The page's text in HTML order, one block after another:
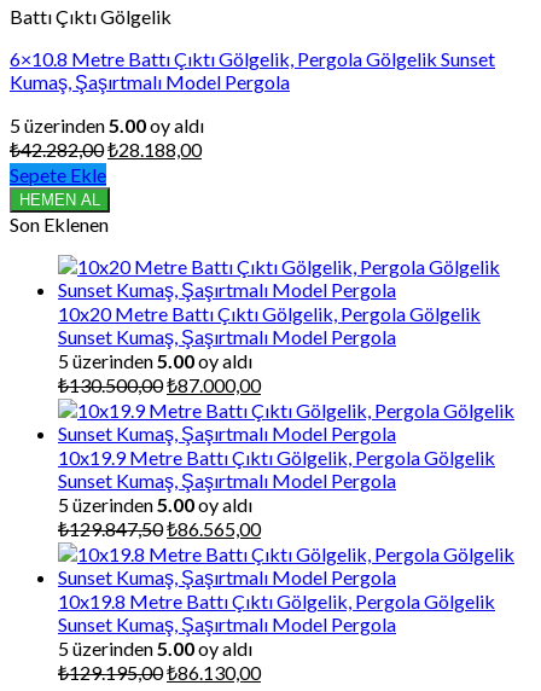
Battı Çıktı Gölgelik
6×10.8 Metre Battı Çıktı Gölgelik, Pergola Gölgelik Sunset
Kumaş, Şaşırtmalı Model Pergola
5 üzerinden5.00oy aldı
₺42.282,00Orijinal
₺42.282,00.
₺28.188,00Şu
Sepete Ekle
HEMEN AL
Son Eklenen
10x20 Metre Battı Çıktı Gölgelik, Pergola Gölgelik
Sunset Kumaş, Şaşırtmalı Model Pergola
5 üzerinden5.00oy aldı
₺130.500,00Orijinal
fiyat:
₺130.500,00.
₺87.000,00Şu
andaki
fiyat:
₺87.000,00.
10x19.9 Metre Battı Çıktı Gölgelik, Pergola Gölgelik
Sunset Kumaş, Şaşırtmalı Model Pergola
5 üzerinden5.00oy aldı
₺129.847,50Orijinal
fiyat:
₺129.847,50.
₺86.565,00Şu
andaki
fiyat:
₺86.565,00.
10x19.8 Metre Battı Çıktı Gölgelik, Pergola Gölgelik
Sunset Kumaş, Şaşırtmalı Model Pergola
5 üzerinden5.00oy aldı
₺129.195,00Orijinal
₺86.130,00Şu